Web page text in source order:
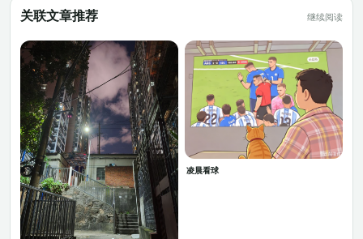
关联文章推荐 继续阅读
凌晨看球